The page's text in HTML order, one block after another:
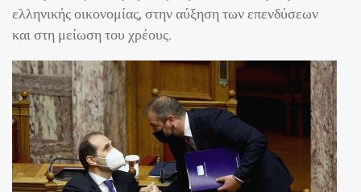
ελληνικής οικονομίας, στην αύξηση των επενδύσεων
και στη μείωση του χρέους.